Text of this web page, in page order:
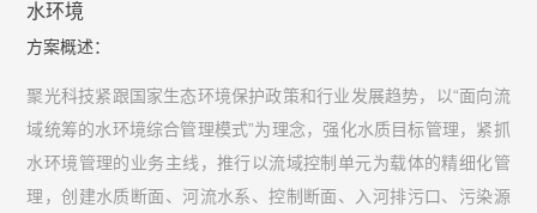
水环境
方案概述：
聚光科技紧跟国家生态环境保护政策和行业发展趋势，以“面向流
域统筹的水环境综合管理模式”为理念，强化水质目标管理，紧抓
水环境管理的业务主线，推行以流域控制单元为载体的精细化管
理，创建水质断面、河流水系、控制断面、入河排污口、污染源